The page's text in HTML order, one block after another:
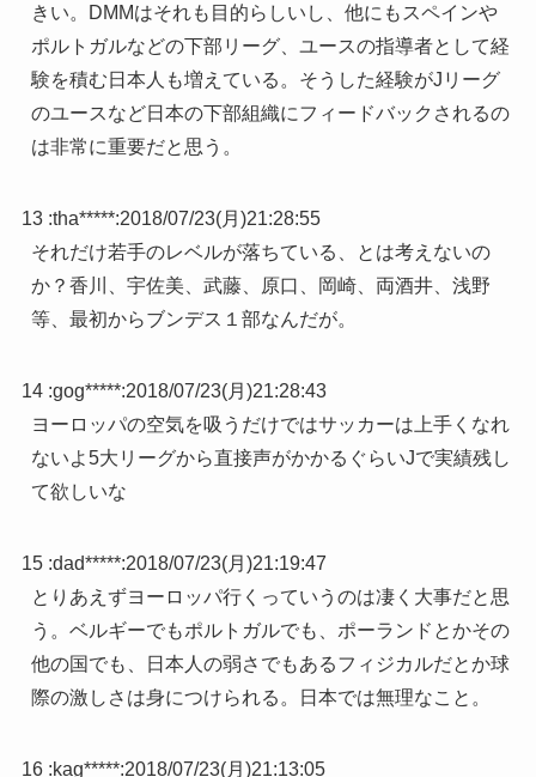
きい。DMMはそれも目的らしいし、他にもスペインや
ポルトガルなどの下部リーグ、ユースの指導者として経
験を積む日本人も増えている。そうした経験がJリーグ
のユースなど日本の下部組織にフィードバックされるの
は非常に重要だと思う。
13 :tha*****:2018/07/23(月)21:28:55
それだけ若手のレベルが落ちている、とは考えないの
か？香川、宇佐美、武藤、原口、岡崎、両酒井、浅野
等、最初からブンデス１部なんだが。
14 :gog*****:2018/07/23(月)21:28:43
ヨーロッパの空気を吸うだけではサッカーは上手くなれ
ないよ5大リーグから直接声がかかるぐらいJで実績残し
て欲しいな
15 :dad*****:2018/07/23(月)21:19:47
とりあえずヨーロッパ行くっていうのは凄く大事だと思
う。ベルギーでもポルトガルでも、ポーランドとかその
他の国でも、日本人の弱さでもあるフィジカルだとか球
際の激しさは身につけられる。日本では無理なこと。
16 :kag*****:2018/07/23(月)21:13:05